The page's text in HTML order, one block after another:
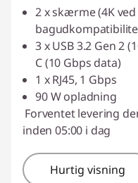
2 x skærme (4K
3 x USB 3.2 Gen 2
C (10 Gbps data)
1 x RJ45, 1 Gbps
90 W opladning
Forventet levering
inden 05:00 i dag
Hurtig visning